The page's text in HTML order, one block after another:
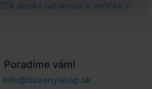
detskú nafukovacie vaničku s
Poradíme vám!
info@bazenyshop.sk